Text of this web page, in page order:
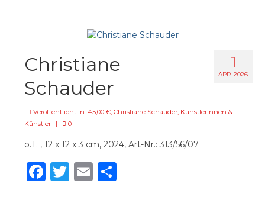
1
APR. 2026
Christiane
Schauder
Veröffentlicht in: 45,00 €, Christiane Schauder, Künstlerinnen &
Künstler
| 0
o.T. , 12 x 12 x 3 cm, 2024, Art-Nr.: 313/56/07
Facebook
Twitter
Email